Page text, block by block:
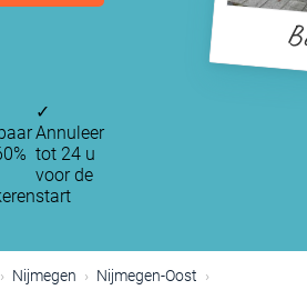
✓
Annuleer
tot 24 u
voor de
start
Nijmegen
Nijmegen-Oost